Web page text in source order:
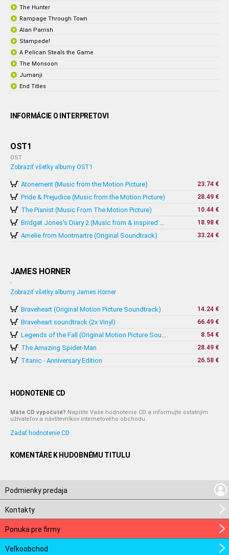
The Hunter
Rampage Through Town
Alan Parrish
Stampede!
A Pelican Steals the Game
The Monsoon
Jumanji
End Titles
INFORMÁCIE O INTERPRETOVI
OST1
OST
Zobraziť všetky albumy OST1
Atonement (Music from the Motion Picture) 23.74 €
Pride & Prejudice (Music from the Motion Picture) 28.49 €
The Pianist (Music From The Motion Picture)
10.44 €
Bridget Jones's Diary 2 (Music from & inspired by The Motion Picture)
18.98 €
Amelie from Montmartre (Original Soundtrack) 33.24 €
JAMES HORNER
-
Zobraziť všetky albumy James Horner
Braveheart (Original Motion Picture Soundtrack) 14.24 €
Braveheart soundtrack (2x Vinyl)
66.49 €
Legends of the Fall (Original Motion Picture Soundtrack)
8.54 €
The Amazing Spider-Man 28.49 €
Titanic - Anniversary Edition 26.58 €
HODNOTENIE CD
Máte CD vypočuté? Napíšte Vaše hodnotenie CD a informujte ostatným
užívateľov a návštevníkov internetového obchodu.
Zadať hodnotenie CD
KOMENTÁRE K HUDOBNÉMU TITULU
Podmienky predaja
Kontakty
Ponuka pre firmy
Veľkoobchod